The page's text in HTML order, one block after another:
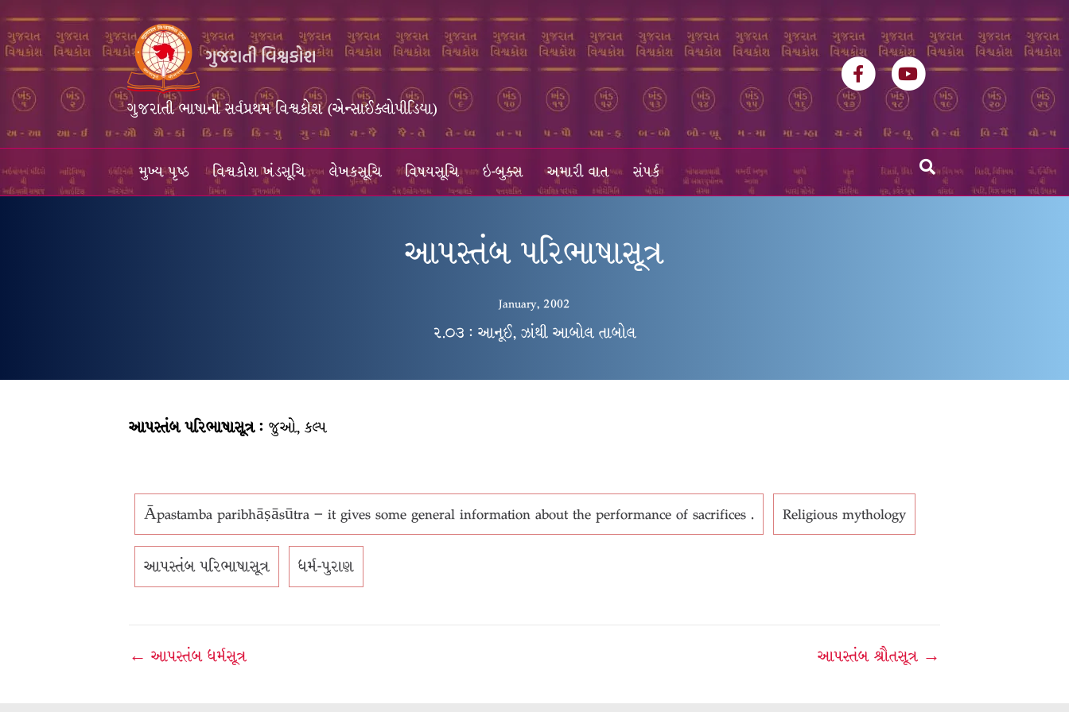
ગુજરાતી ભાષાનો સર્વપ્રથમ વિશ્વકોશ (એન્સાઈક્લોપીડિયા)
FacebookYoutube
મુખ્ય પૃષ્ઠ વિશ્વકોશ ખંડસૂચિ લેખકસૂચિ વિષયસૂચિ ઇ-બુક્સ અમારી વાત સંપર્ક
આપસ્તંબ પરિભાષાસૂત્ર
January, 2002
૨.૦૩ : આનૂઈ, ઝાંથી આબોલ તાબોલ
આપસ્તંબ પરિભાષાસૂત્ર : જુઓ, કલ્પ
Āpastamba paribhāṣāsūtra – it gives some general information about the performance of sacrifices . Religious mythology
આપસ્તંબ પરિભાષાસૂત્ર ધર્મ-પુરાણ
Post
← આપસ્તંબ ધર્મસૂત્ર આપસ્તંબ શ્રૌતસૂત્ર →